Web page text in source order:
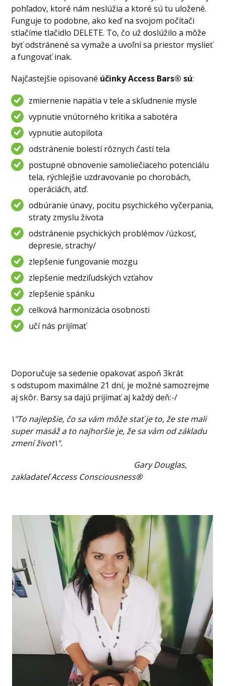
pohľadov, ktoré nám neslúžia a ktoré sú tu uložené.
Funguje to podobne, ako keď na svojom počítači
stlačíme tlačidlo DELETE. To, čo už doslúžilo a môže
byť odstránené sa vymaže a uvoľní sa priestor myslieť
a fungovať inak.
Najčastejšie opisované účinky Access Bars® sú:
zmiernenie napätia v tele a skľudnenie mysle
vypnutie vnútorného kritika a sabotéra
vypnutie autopilota
odstránenie bolestí rôznych častí tela
postupné obnovenie samoliečiaceho potenciálu
tela, rýchlejšie uzdravovanie po chorobách,
operáciách, atď.
odbúranie únavy, pocitu psychického vyčerpania,
straty zmyslu života
odstránenie psychických problémov /úzkosť,
depresie, strachy/
zlepšenie fungovanie mozgu
zlepšenie medziľudských vzťahov
zlepšenie spánku
celková harmonizácia osobnosti
učí nás prijímať
Doporučuje sa sedenie opakovať aspoň 3krát
s odstupom maximálne 21 dní, je možné samozrejme
aj skôr. Barsy sa dajú prijímať aj každý deň:-/
\"To najlepšie, čo sa vám môže stať je to, že ste mali
super masáž a to najhoršie je, že sa vám od základu
zmení život\".
Gary Douglas,
zakladateľ Access Consciousness®